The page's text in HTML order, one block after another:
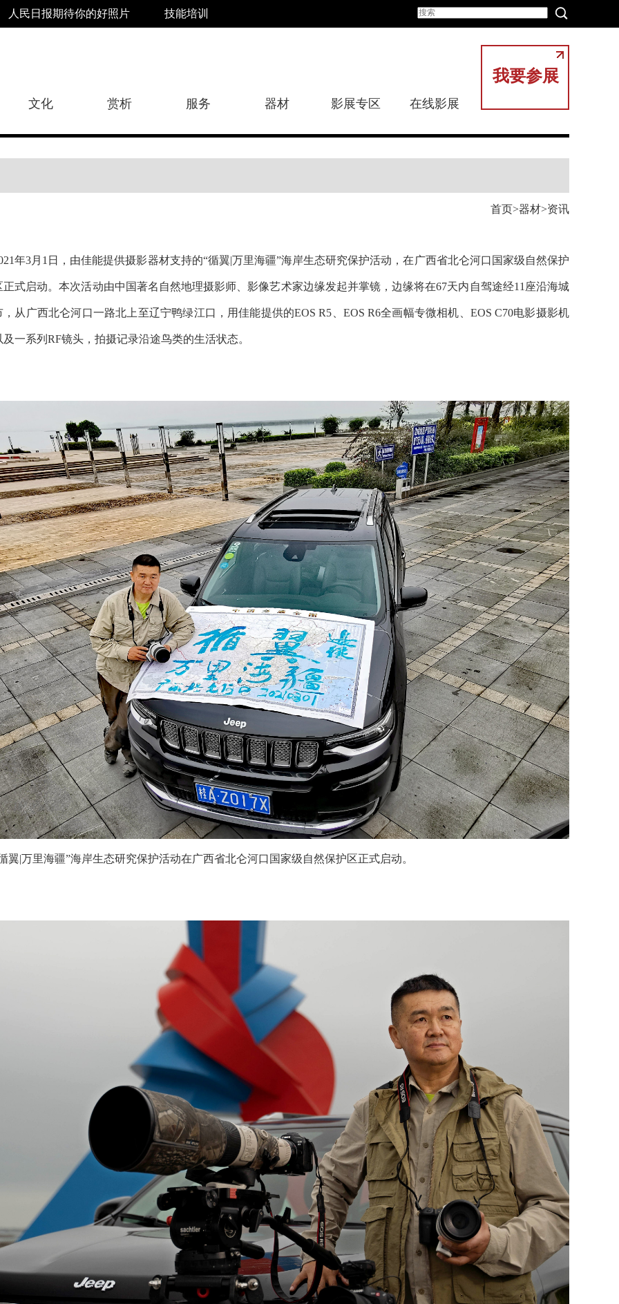
人民日报期待你的好照片 技能培训
我要参展
文化 赏析 服务 器材 影展专区 在线影展
首页 器材 资讯
年3月1日，由佳能提供摄影器材支持的“循翼|万里海疆”海岸生态研究保护活动，在广西省北仑河口国家级自然保护
正式启动。本次活动由中国著名自然地理摄影师、影像艺术家边缘发起并掌镜，边缘将在67天内自驾途经11座沿海城
，从广西北仑河口一路北上至辽宁鸭绿江口，用佳能提供的EOS R5、EOS R6全画幅专微相机、EOS C70电影摄影机
及一系列RF镜头，拍摄记录沿途鸟类的生活状态。
翼|万里海疆”海岸生态研究保护活动在广西省北仑河口国家级自然保护区正式启动。